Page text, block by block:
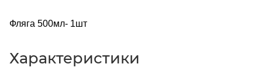
Фляга 500мл- 1шт
Характеристики